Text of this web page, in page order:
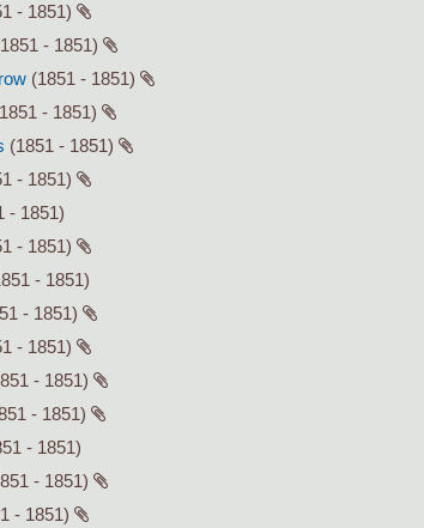
- 1851)
- 1851)
(1851 - 1851)
- 1851)
(1851 - 1851)
- 1851)
- 1851)
- 1851)
- 1851)
- 1851)
- 1851)
- 1851)
- 1851)
- 1851)
- 1851)
- 1851)